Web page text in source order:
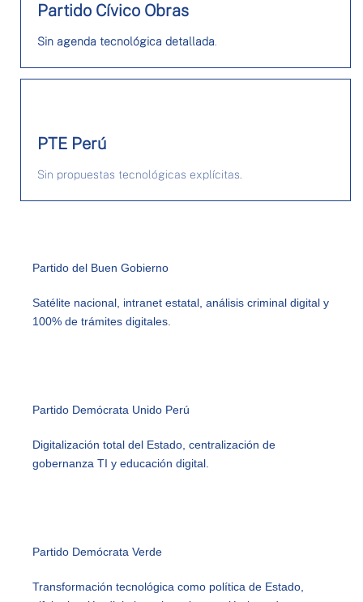
Partido Cívico Obras
Sin agenda tecnológica detallada.
PTE Perú
Sin propuestas tecnológicas explícitas.
Partido del Buen Gobierno
Satélite nacional, intranet estatal, análisis criminal digital y
100% de trámites digitales.
Partido Demócrata Unido Perú
Digitalización total del Estado, centralización de
gobernanza TI y educación digital.
Partido Demócrata Verde
Transformación tecnológica como política de Estado,